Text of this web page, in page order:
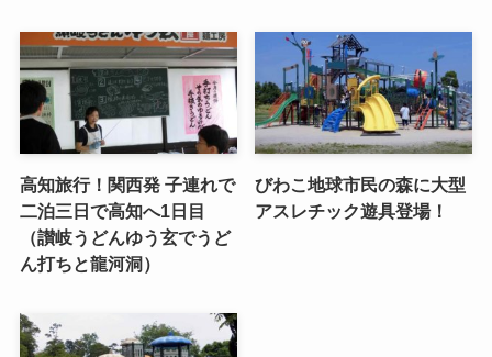
高知旅行！関西発 子連れで
二泊三日で高知へ1日目
（讃岐うどんゆう玄でうど
ん打ちと龍河洞）
びわこ地球市民の森に大型
アスレチック遊具登場！